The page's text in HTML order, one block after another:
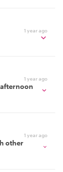
1 year ago
1 year ago
1 year ago
other